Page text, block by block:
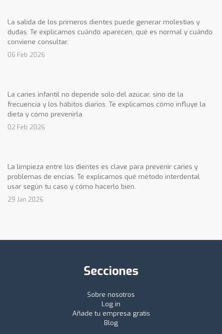
La salida de los primeros dientes puede generar molestias y
dudas. Te explicamos cuándo aparecen, qué es normal y cuándo
conviene consultar.
06 Feb 2026
La caries infantil no depende solo del azúcar, sino de la
frecuencia y los hábitos diarios. Te explicamos cómo influye la
dieta y cómo prevenirla.
02 Feb 2026
La limpieza entre los dientes es clave para prevenir caries y
problemas de encías. Te explicamos qué método interdental
usar según tu caso y cómo hacerlo bien.
29 Jan 2026
Secciones
Sobre nosotros
Log in
Añade tu empresa gratis
Blog